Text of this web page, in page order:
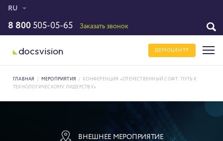
RU
8 800 505-05-65 Заказать звонок
ДЕМОЦЕНТР
ГЛАВНАЯ / МЕРОПРИЯТИЯ /
КОНФЕРЕНЦИЯ «ОТЕЧЕСТВЕННЫЙ СОФТ: ПУТЬ К
ТЕХНОЛОГИЧЕСКОМУ ЛИДЕРСТВУ»
ВНЕШНЕЕ МЕРОПРИЯТИЕ